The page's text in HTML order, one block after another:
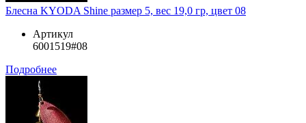
Блесна KYODA Shine размер 5, вес 19,0 гр, цвет 08
Артикул
6001519#08
Подробнее